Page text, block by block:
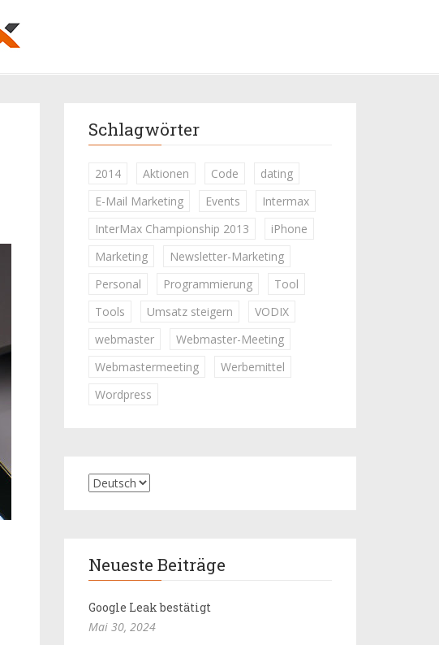
Schlagwörter
2014 Aktionen Code
dating
E-Mail Marketing
Events
Intermax
InterMax Championship 2013
iPhone
Marketing
Newsletter-Marketing
Personal
Programmierung
Tool
Tools
Umsatz steigern
VODIX
webmaster
Webmaster-Meeting
Webmastermeeting
Werbemittel
Wordpress
Neueste Beiträge
Google Leak bestätigt
Mai 30, 2024